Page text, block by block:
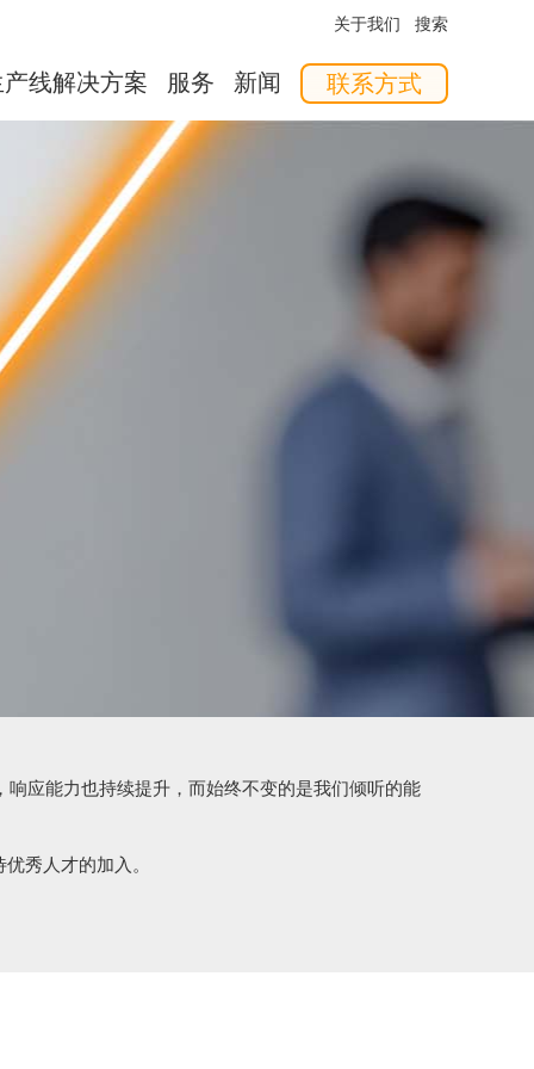
关于我们 搜索
线解决方案
件
供料器
服务
培训
新闻 联系方式
应能力也持续提升，而始终不变的是我们倾听的能
秀人才的加入。